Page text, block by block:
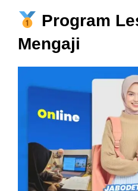
Program
Mengaji